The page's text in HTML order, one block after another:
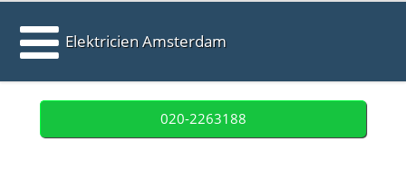
Elektricien Amsterdam
020-2263188